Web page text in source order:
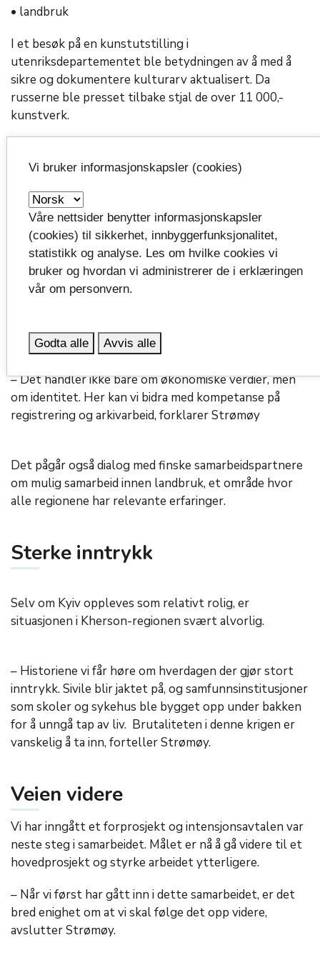
• landbruk
I et besøk på en kunstutstilling i
utenriksdepartementet ble betydningen av å med å
sikre og dokumentere kulturarv aktualisert. Da
russerne ble presset tilbake stjal de over 11 000,-
kunstverk.
– Det handler ikke bare om økonomiske verdier, men
om identitet. Her kan vi bidra med kompetanse på
registrering og arkivarbeid, forklarer Strømøy
Det pågår også dialog med finske samarbeidspartnere
om mulig samarbeid innen landbruk, et område hvor
alle regionene har relevante erfaringer.
Sterke inntrykk
Selv om Kyiv oppleves som relativt rolig, er
situasjonen i Kherson-regionen svært alvorlig.
– Historiene vi får høre om hverdagen der gjør stort
inntrykk. Sivile blir jaktet på, og samfunnsinstitusjoner
som skoler og sykehus ble bygget opp under bakken
for å unngå tap av liv. Brutaliteten i denne krigen er
vanskelig å ta inn, forteller Strømøy.
Veien videre
Vi har inngått et forprosjekt og intensjonsavtalen var
neste steg i samarbeidet. Målet er nå å gå videre til et
hovedprosjekt og styrke arbeidet ytterligere.
– Når vi først har gått inn i dette samarbeidet, er det
bred enighet om at vi skal følge det opp videre,
avslutter Strømøy.
Vi bruker informasjonskapsler (cookies)
Våre nettsider benytter informasjonskapsler
(cookies) til sikkerhet, innbyggerfunksjonalitet,
statistikk og analyse. Les om hvilke cookies vi
bruker og hvordan vi administrerer de i erklæringen
vår om personvern.
Godta alle Avvis alle